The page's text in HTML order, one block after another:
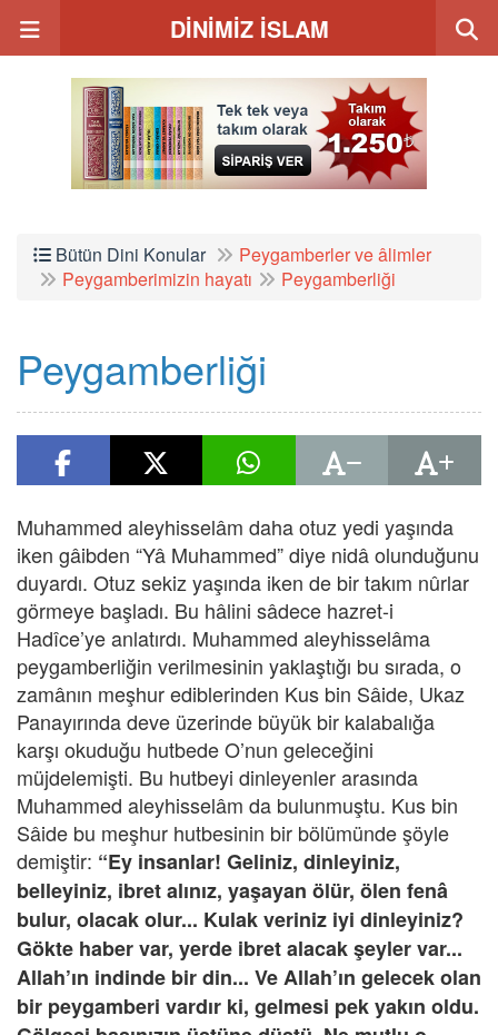
DİNİMİZ İSLAM
Bütün Dini Konular
Peygamberler ve âlimler
Peygamberimizin hayatı
Peygamberliği
Peygamberliği
Muhammed aleyhisselâm daha otuz yedi yaşında
iken gâibden “Yâ Muhammed” diye nidâ olunduğunu
duyardı. Otuz sekiz yaşında iken de bir takım nûrlar
görmeye başladı. Bu hâlini sâdece hazret-i
Hadîce’ye anlatırdı. Muhammed aleyhisselâma
peygamberliğin verilmesinin yaklaştığı bu sırada, o
zamânın meşhur ediblerinden Kus bin Sâide, Ukaz
Panayırında deve üzerinde büyük bir kalabalığa
karşı okuduğu hutbede O’nun geleceğini
müjdelemişti. Bu hutbeyi dinleyenler arasında
Muhammed aleyhisselâm da bulunmuştu. Kus bin
Sâide bu meşhur hutbesinin bir bölümünde şöyle
demiştir: “Ey insanlar! Geliniz, dinleyiniz,
belleyiniz, ibret alınız, yaşayan ölür, ölen fenâ
bulur, olacak olur... Kulak veriniz iyi dinleyiniz?
Gökte haber var, yerde ibret alacak şeyler var...
Allah’ın indinde bir din... Ve Allah’ın gelecek olan
bir peygamberi vardır ki, gelmesi pek yakın oldu.